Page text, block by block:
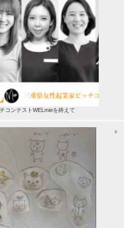
コンテストWELmieを終えて